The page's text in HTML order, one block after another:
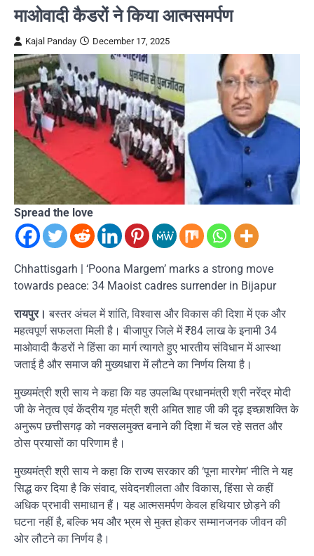
माओवादी कैडरों ने किया आत्मसमर्पण
Kajal Panday December 17, 2025
Spread the love
Chhattisgarh | ‘Poona Margem’ marks a strong move
towards peace: 34 Maoist cadres surrender in Bijapur
रायपुर। बस्तर अंचल में शांति, विश्वास और विकास की दिशा में एक और
महत्वपूर्ण सफलता मिली है। बीजापुर जिले में ₹84 लाख के इनामी 34
माओवादी कैडरों ने हिंसा का मार्ग त्यागते हुए भारतीय संविधान में आस्था
जताई है और समाज की मुख्यधारा में लौटने का निर्णय लिया है।
मुख्यमंत्री श्री साय ने कहा कि यह उपलब्धि प्रधानमंत्री श्री नरेंद्र मोदी
जी के नेतृत्व एवं केंद्रीय गृह मंत्री श्री अमित शाह जी की दृढ़ इच्छाशक्ति के
अनुरूप छत्तीसगढ़ को नक्सलमुक्त बनाने की दिशा में चल रहे सतत और
ठोस प्रयासों का परिणाम है।
मुख्यमंत्री श्री साय ने कहा कि राज्य सरकार की ‘पूना मारगेम’ नीति ने यह
सिद्ध कर दिया है कि संवाद, संवेदनशीलता और विकास, हिंसा से कहीं
अधिक प्रभावी समाधान हैं। यह आत्मसमर्पण केवल हथियार छोड़ने की
घटना नहीं है, बल्कि भय और भ्रम से मुक्त होकर सम्मानजनक जीवन की
ओर लौटने का निर्णय है।